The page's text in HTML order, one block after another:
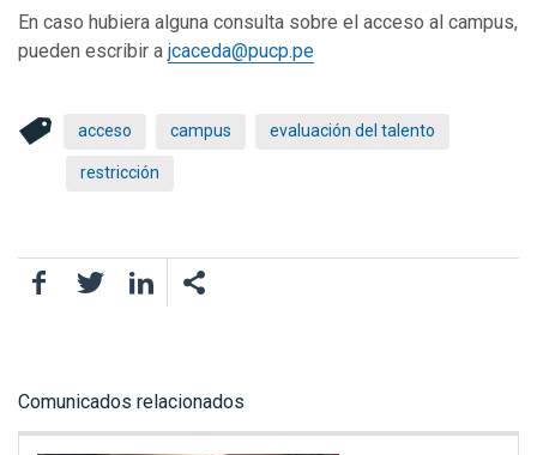
En caso hubiera alguna consulta sobre el acceso al campus,
pueden escribir a jcaceda@pucp.pe
acceso campus evaluación del talento
restricción
FacebookTwitter LinkedIn
Comunicados relacionados